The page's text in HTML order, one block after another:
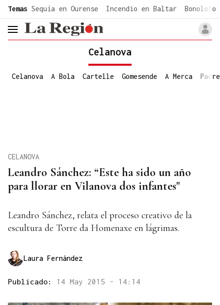
common.go-to-content
Temas Sequía en Ourense Incendio en Baltar Bonoloto
header.menu.open
Celanova
Celanova A Bola Cartelle Gomesende A Merca
Leandro Sánchez: “Este ha sido un año
para llorar en Vilanova dos infantes"
CELANOVA
Leandro Sánchez, relata el proceso creativo de la
escultura de Torre da Homenaxe en lágrimas.
Laura Fernández
Publicado: 14 May 2015 - 14:14